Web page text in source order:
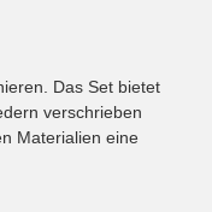
Das Set bietet
verschrieben
Materialien eine